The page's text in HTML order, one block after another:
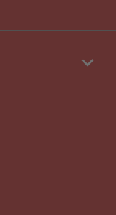
keyboard_arrow_down